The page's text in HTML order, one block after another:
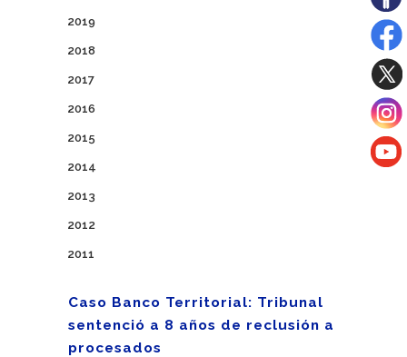
2019
2018
2017
2016
2015
2014
2013
2012
2011
Caso Banco Territorial: Tribunal
sentenció a 8 años de reclusión a
procesados